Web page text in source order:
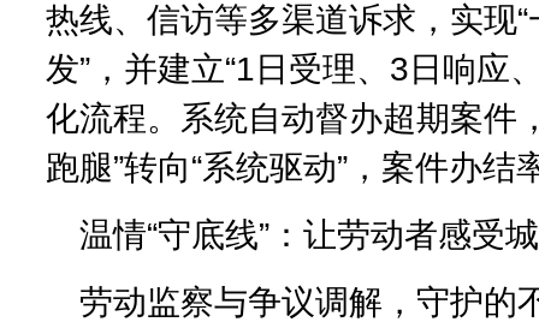
热线、信访等多渠道诉求，实现
发”，并建立“1日受理、3日响应
化流程。系统自动督办超期案件
跑腿”转向“系统驱动”，案件办结
温情“守底线”：让劳动者感受
劳动监察与争议调解，守护的